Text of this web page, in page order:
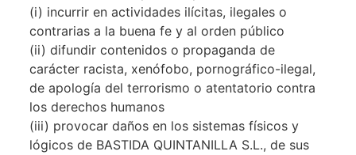
(i) incurrir en actividades ilícitas, ilegales o
contrarias a la buena fe y al orden público
(ii) difundir contenidos o propaganda de
carácter racista, xenófobo, pornográfico-ilegal,
de apología del terrorismo o atentatorio contra
los derechos humanos
(iii) provocar daños en los sistemas físicos y
lógicos de BASTIDA QUINTANILLA S.L., de sus